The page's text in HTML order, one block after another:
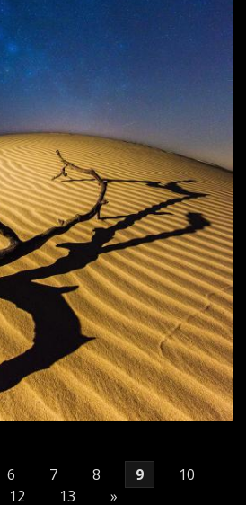
6 7 8 9
10
12 13 »